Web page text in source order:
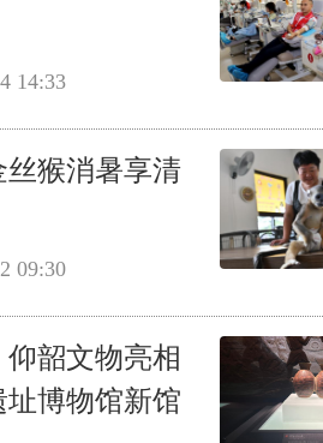
14:33
猴消暑享清
09:30
仰韶文物亮相
博物馆新馆